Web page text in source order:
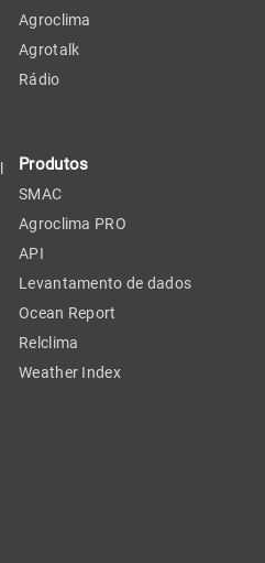
Agroclima
Agrotalk
Rádio
Produtos
SMAC
Agroclima PRO
API
Levantamento de dados
Ocean Report
Relclima
Weather Index